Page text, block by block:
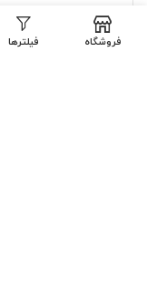
133,035,000
فروشگاه فیلترها